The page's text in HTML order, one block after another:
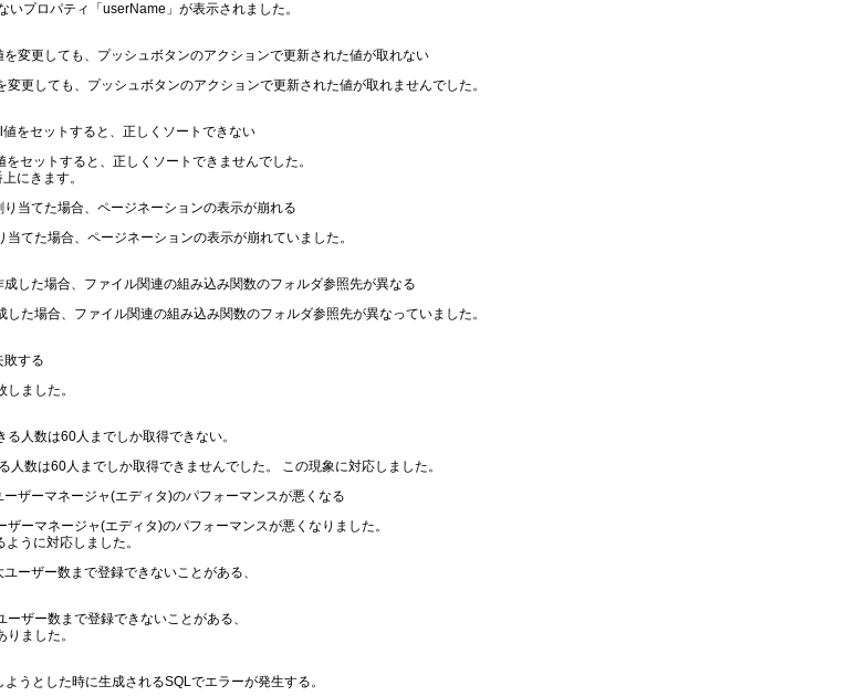
プロパティ「userName」が表示されました。
変更しても、プッシュボタンのアクションで更新された値が取れない
更しても、プッシュボタンのアクションで更新された値が取れませんでした。
をセットすると、正しくソートできない
セットすると、正しくソートできませんでした。
にきます。
当てた場合、ページネーションの表示が崩れる
てた場合、ページネーションの表示が崩れていました。
した場合、ファイル関連の組み込み関数のフォルダ参照先が異なる
た場合、ファイル関連の組み込み関数のフォルダ参照先が異なっていました。
敗する
ました。
人数は60人までしか取得できない。
数は60人までしか取得できませんでした。 この現象に対応しました。
ザーマネージャ(エディタ)のパフォーマンスが悪くなる
ーマネージャ(エディタ)のパフォーマンスが悪くなりました。
うに対応しました。
ーザー数まで登録できないことがある、
ザー数まで登録できないことがある、
ました。
うとした時に生成されるSQLでエラーが発生する。